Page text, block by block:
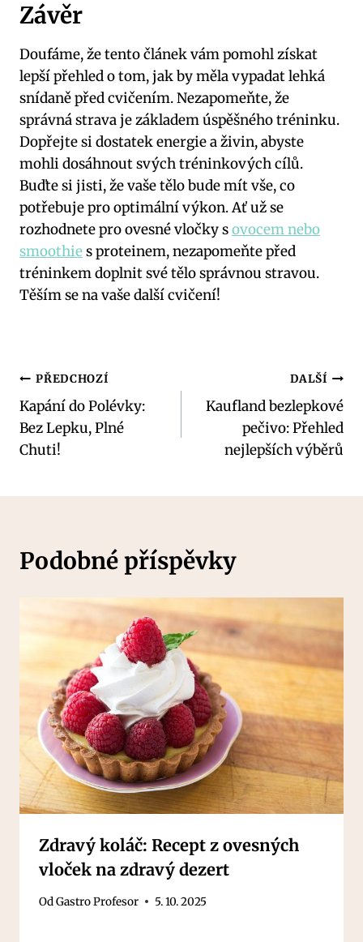
Závěr
Doufáme, že tento článek vám pomohl získat
lepší přehled o tom, jak by měla vypadat lehká
snídaně před cvičením. Nezapomeňte, že
správná strava je základem úspěšného tréninku.
Dopřejte si dostatek energie a živin, abyste
mohli dosáhnout svých tréninkových cílů.
Buďte si jisti, že vaše tělo bude mít vše, co
potřebuje pro optimální výkon. Ať už se
rozhodnete pro ovesné vločky sovocem nebo
smoothies proteinem, nezapomeňte před
tréninkem doplnit své tělo správnou stravou.
Těším se na vaše další cvičení!
Navigace
pro
příspěvek
PŘEDCHOZÍ
Kapání do Polévky:
Bez Lepku, Plné
Chuti!
DALŠÍ
Kaufland bezlepkové
pečivo: Přehled
nejlepších výběrů
Podobné příspěvky
Zdravý koláč: Recept z ovesných
vloček na zdravý dezert
OdGastro Profesor 5. 10. 2025